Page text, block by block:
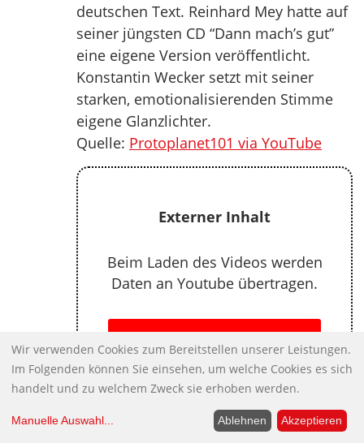
deutschen Text. Reinhard Mey hatte auf
seiner jüngsten CD “Dann mach’s gut”
eine eigene Version veröffentlicht.
Konstantin Wecker setzt mit seiner
starken, emotionalisierenden Stimme
eigene Glanzlichter.
Quelle: Protoplanet101 via YouTube
Externer Inhalt
Beim Laden des Videos werden
Daten an Youtube übertragen.
INHALT VON YOUTUBE ZULASSEN
Wir verwenden Cookies zum Bereitstellen unserer Leistungen.
Im Folgenden können Sie einsehen, um welche Cookies es sich
handelt und zu welchem Zweck sie erhoben werden.
Manuelle Auswahl... Ablehnen Akzeptieren